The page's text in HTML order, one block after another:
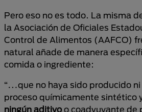
Pero eso no es todo. La misma
la Asociación de Oficiales
Control de Alimentos (AAFCO)
natural añade de manera
comida o ingrediente:
“…que no haya sido producido
proceso químicamente sintético
ningún aditivo o coadyuvante de